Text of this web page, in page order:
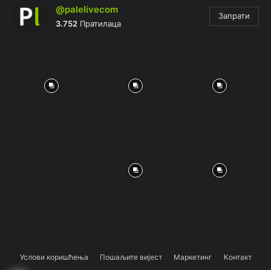
@palelivecom
3.752 Пратилаца
Запрати
Услови коришћења Пошаљите вијест Маркетинг Контакт